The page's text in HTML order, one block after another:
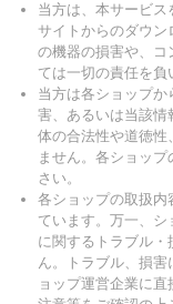
当方は、本サービ
サイトからのダウ
の機器の損害や、コ
ては一切の責任を負
当方は各ショップ
害、あるいは当該情
体の合法性や道徳性
ません。各ショッ
さい。
各ショップの取扱内
ています。万一、
に関するトラブル
ん。トラブル、損
ョップ運営企業に